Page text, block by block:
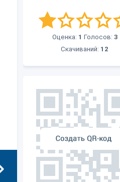
Оценка: 1 Голосов: 3
Скачиваний: 12